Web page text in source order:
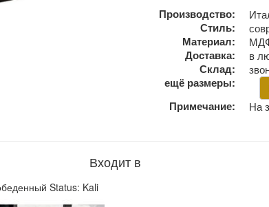
Производство:
Стиль:
Материал:
Доставка:
в
Склад:
ещё размеры:
Примечание: На
Входит в
Status: Kali